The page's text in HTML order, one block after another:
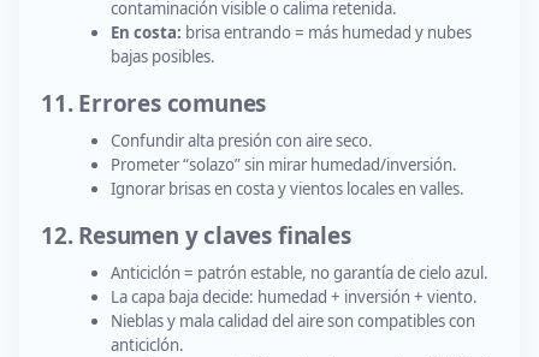
contaminación visible o calima retenida.
En costa: brisa entrando = más humedad y nubes
bajas posibles.
11. Errores comunes
Confundir alta presión con aire seco.
Prometer “solazo” sin mirar humedad/inversión.
Ignorar brisas en costa y vientos locales en valles.
12. Resumen y claves finales
Anticiclón = patrón estable, no garantía de cielo azul.
La capa baja decide: humedad + inversión + viento.
Nieblas y mala calidad del aire son compatibles con
anticiclón.